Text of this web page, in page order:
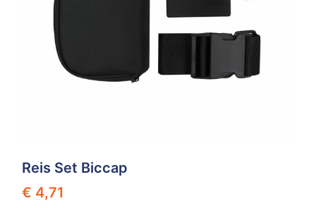
Reis Set Biccap
€ 4,71